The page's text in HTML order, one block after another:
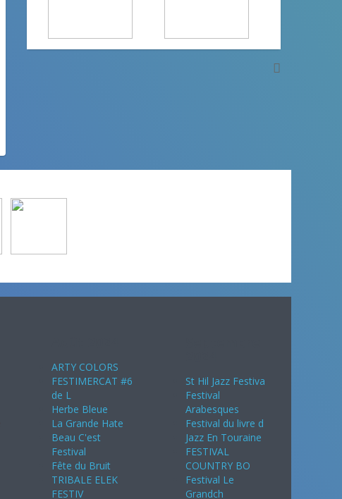
ARTY COLORS
FESTIMERCAT #6
de L
Herbe Bleue
La Grande Hate
Beau C'est
Festival
Fête du Bruit
TRIBALE ELEK
FESTIV
St Hil Jazz Festiva
Festival
Arabesques
Festival du livre d
Jazz En Touraine
FESTIVAL
COUNTRY BO
Festival Le
Grandch